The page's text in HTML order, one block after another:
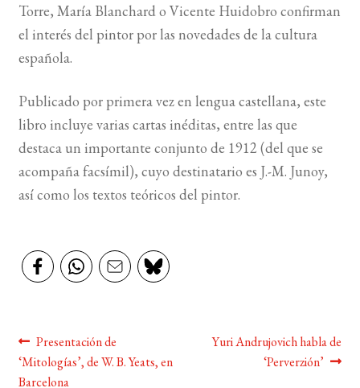
Torre, María Blanchard o Vicente Huidobro confirman
el interés del pintor por las novedades de la cultura
española.
Publicado por primera vez en lengua castellana, este
libro incluye varias cartas inéditas, entre las que
destaca un importante conjunto de 1912 (del que se
acompaña facsímil), cuyo destinatario es J.-M. Junoy,
así como los textos teóricos del pintor.
Navegación
de
Anterior:
Presentación de
‘Mitologías’, de W. B. Yeats, en
Barcelona
Siguiente:
Yuri Andrujovich habla de
‘Perverzión’